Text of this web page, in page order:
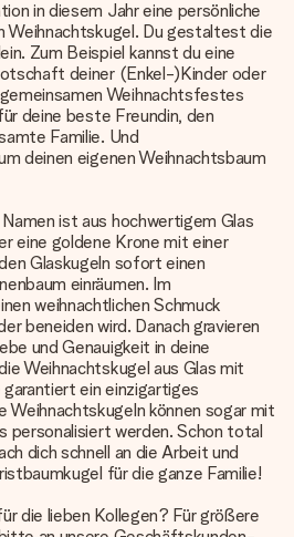
in diesem Jahr eine persönliche
Weihnachtskugel. Du gestaltest die
Zum Beispiel kannst du eine
deiner (Enkel-)Kinder oder
Weihnachtsfestes
deine beste Freundin, den
Familie. Und
deinen eigenen Weihnachtsbaum
ist aus hochwertigem Glas
eine goldene Krone mit einer
Glaskugeln sofort einen
einräumen. Im
weihnachtlichen Schmuck
beneiden wird. Danach gravieren
und Genauigkeit in deine
Weihnachtskugel aus Glas mit
ein einzigartiges
Weihnachtskugeln können sogar mit
personalisiert werden. Schon total
dich schnell an die Arbeit und
für die ganze Familie!
die lieben Kollegen? Für größere